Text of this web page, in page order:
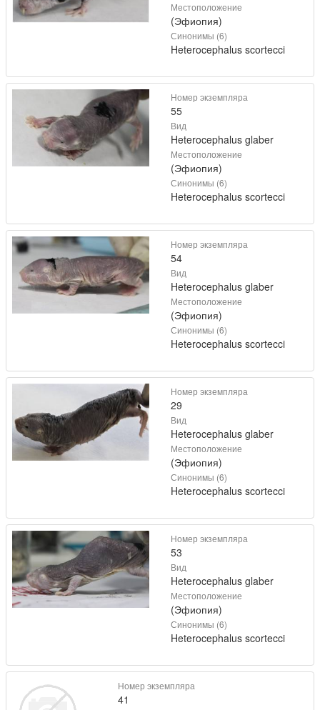
Местоположение
(Эфиопия)
Синонимы (6)
Heterocephalus scortecci
Номер экземпляра
55
Вид
Heterocephalus glaber
Местоположение
(Эфиопия)
Синонимы (6)
Heterocephalus scortecci
Номер экземпляра
54
Вид
Heterocephalus glaber
Местоположение
(Эфиопия)
Синонимы (6)
Heterocephalus scortecci
Номер экземпляра
29
Вид
Heterocephalus glaber
Местоположение
(Эфиопия)
Синонимы (6)
Heterocephalus scortecci
Номер экземпляра
53
Вид
Heterocephalus glaber
Местоположение
(Эфиопия)
Синонимы (6)
Heterocephalus scortecci
Номер экземпляра
41